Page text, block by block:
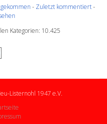
- Zuletzt kommentiert-
Kategorien: 10.425
Listernohl 1947 e.V.